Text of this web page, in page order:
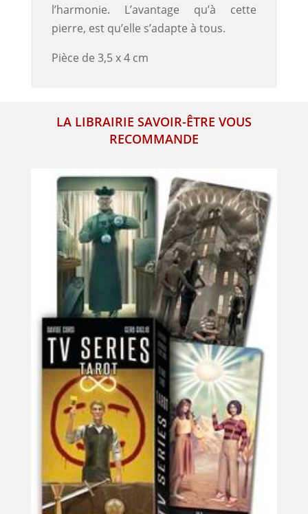
l’harmonie. L’avantage qu’à cette
pierre, est qu’elle s’adapte à tous.
Pièce de 3,5 x 4 cm
LA LIBRAIRIE SAVOIR-ÊTRE VOUS
RECOMMANDE